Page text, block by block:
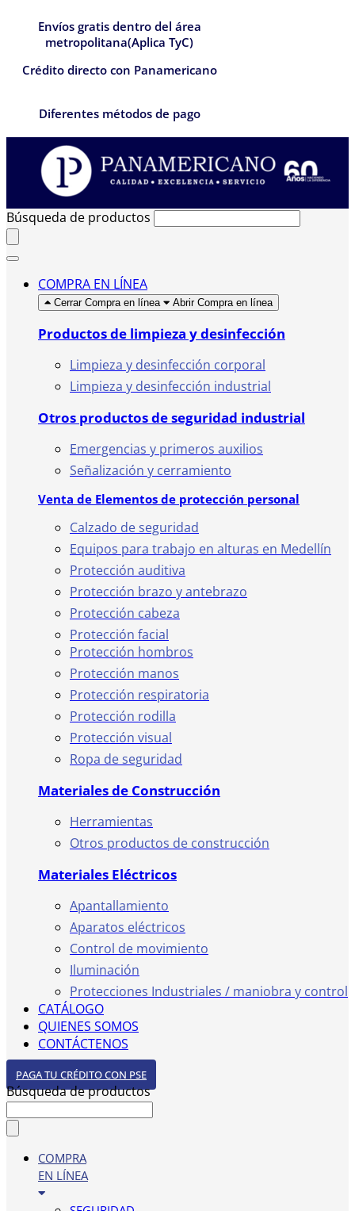
Envíos gratis dentro del área
metropolitana(Aplica TyC)
Crédito directo con Panamericano
Diferentes métodos de pago
Búsqueda de productos
COMPRA EN LÍNEA
Cerrar Compra en línea Abrir Compra en línea
Productos de limpieza y desinfección
Limpieza y desinfección corporal
Limpieza y desinfección industrial
Otros productos de seguridad industrial
Emergencias y primeros auxilios
Señalización y cerramiento
Venta de Elementos de protección personal
Calzado de seguridad
Equipos para trabajo en alturas en Medellín
Protección auditiva
Protección brazo y antebrazo
Protección cabeza
Protección facial
Protección hombros
Protección manos
Protección respiratoria
Protección rodilla
Protección visual
Ropa de seguridad
Materiales de Construcción
Herramientas
Otros productos de construcción
Materiales Eléctricos
Apantallamiento
Aparatos eléctricos
Control de movimiento
Iluminación
Protecciones Industriales / maniobra y control
CATÁLOGO
QUIENES SOMOS
CONTÁCTENOS
PAGA TU CRÉDITO CON PSE
Búsqueda de productos
COMPRA
EN LÍNEA